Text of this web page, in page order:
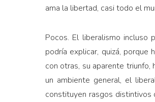
ama la libertad, casi todo el
Pocos. El liberalismo incluso
podría explicar, quizá,
con otras, su aparente
un ambien­te general, el
constituyen rasgos distintivos